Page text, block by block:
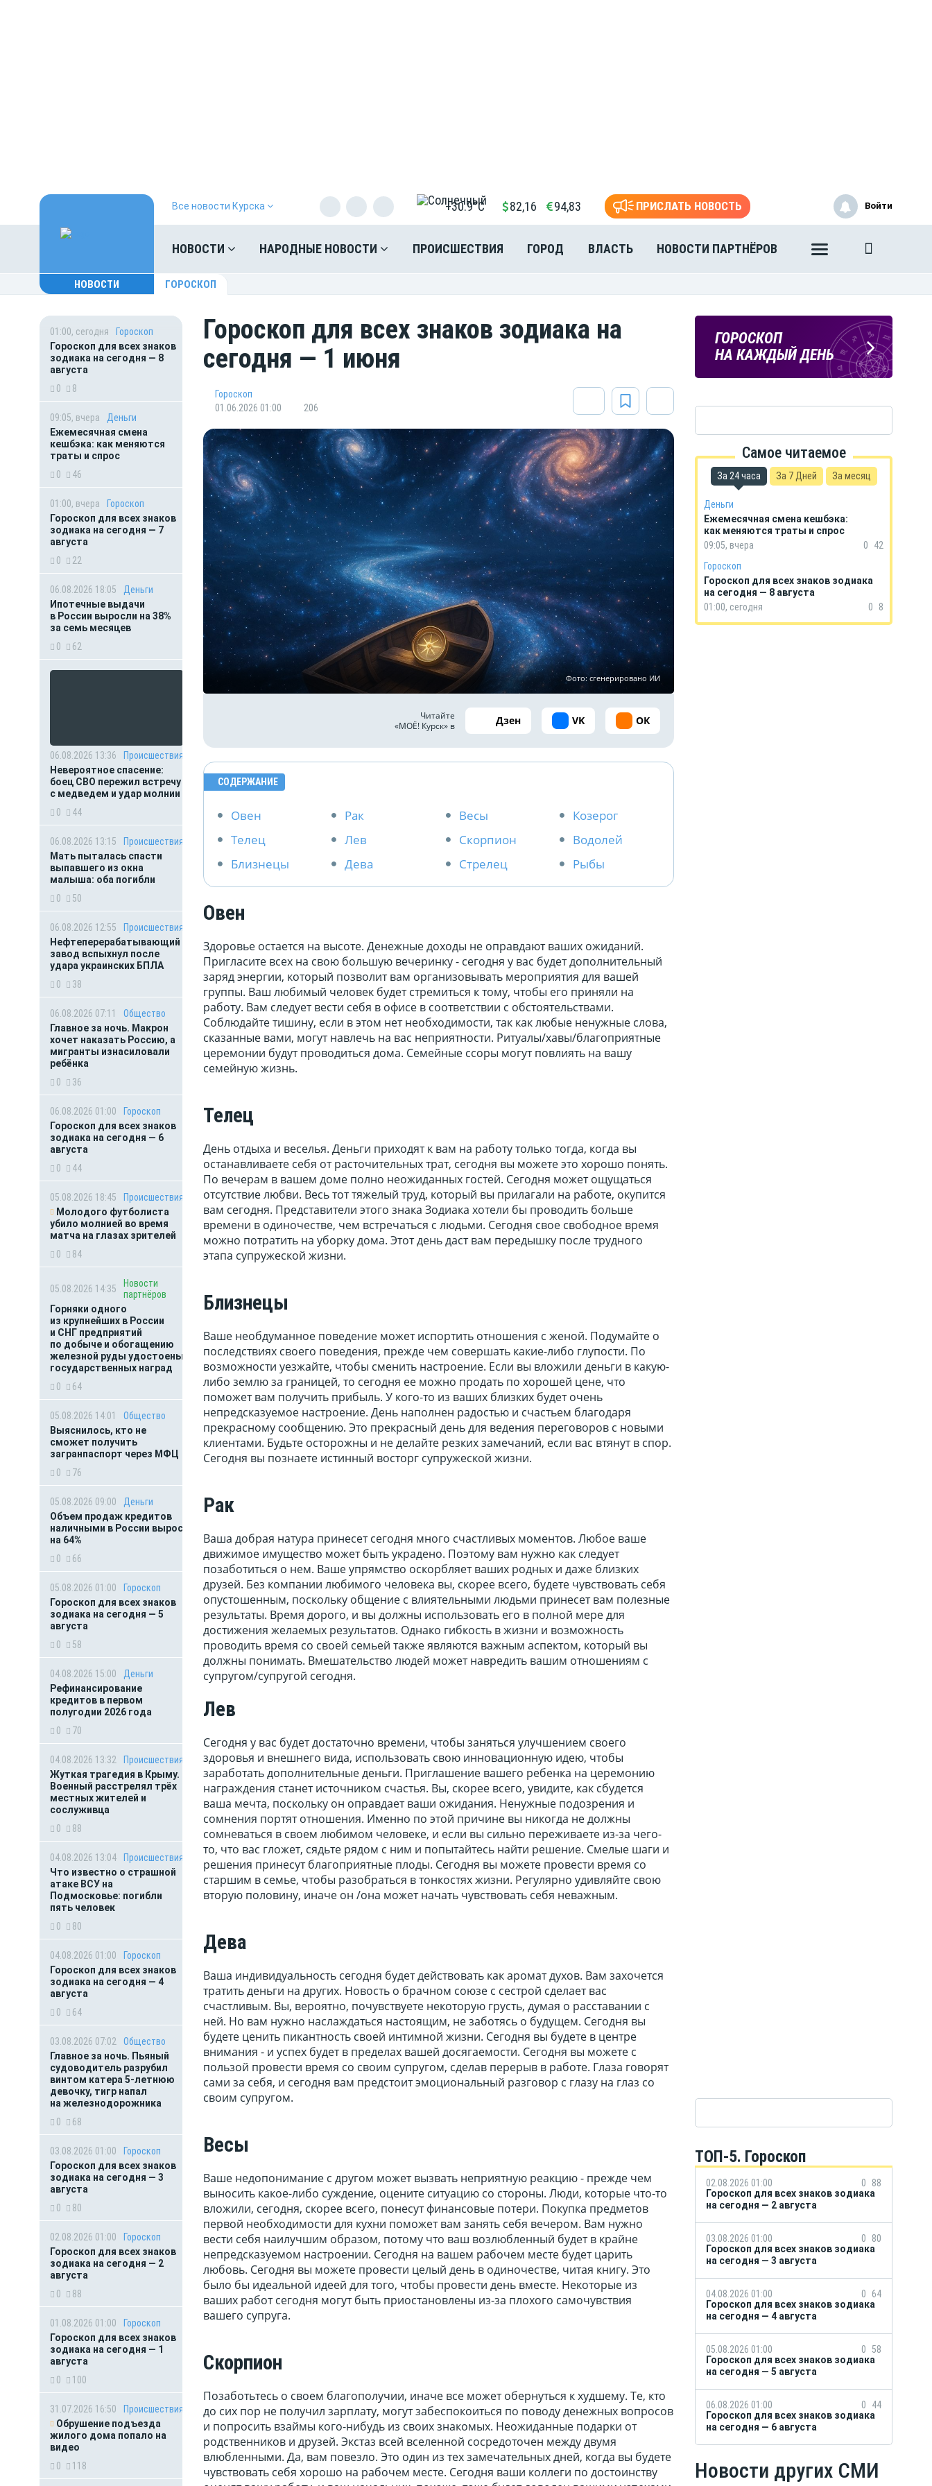
Все новости Курска +30.9°C 82,16 94,83 ПРИСЛАТЬ НОВОСТЬ
НОВОСТИ НАРОДНЫЕ НОВОСТИ ПРОИСШЕСТВИЯ ГОРОД ВЛАСТЬ НОВОСТИ ПАРТНЁРОВ
Войти
НОВОСТИ ГОРОСКОП
01:00, сегодня
Гороскоп
Гороскоп для всех знаков
зодиака на сегодня — 8
августа
0
8
09:05, вчера
Деньги
Ежемесячная смена
кешбэка: как меняются
траты и спрос
0
46
01:00, вчера
Гороскоп
Гороскоп для всех знаков
зодиака на сегодня — 7
августа
0
22
06.08.2026 18:05
Деньги
Ипотечные выдачи
в России выросли на 38%
за семь месяцев
0
62
06.08.2026 13:36
Происшествия
Невероятное спасение:
боец СВО пережил встречу
с медведем и удар молнии
0
44
06.08.2026 13:15
Происшествия
Мать пыталась спасти
выпавшего из окна
малыша: оба погибли
0
50
06.08.2026 12:55
Происшествия
Нефтеперерабатывающий
завод вспыхнул после
удара украинских БПЛА
0
38
06.08.2026 07:11
Общество
Главное за ночь. Макрон
хочет наказать Россию, а
мигранты изнасиловали
ребёнка
0
36
06.08.2026 01:00
Гороскоп
Гороскоп для всех знаков
зодиака на сегодня — 6
августа
0
44
05.08.2026 18:45
Происшествия
Молодого футболиста
убило молнией во время
матча на глазах зрителей
0
84
05.08.2026 14:35
Новости
партнёров
Горняки одного
из крупнейших в России
и СНГ предприятий
по добыче и обогащению
железной руды удостоены
государственных наград
0
64
05.08.2026 14:01
Общество
Выяснилось, кто не
сможет получить
загранпаспорт через МФЦ
0
76
05.08.2026 09:00
Деньги
Объем продаж кредитов
наличными в России вырос
на 64%
0
66
05.08.2026 01:00
Гороскоп
Гороскоп для всех знаков
зодиака на сегодня — 5
августа
0
58
04.08.2026 15:00
Деньги
Рефинансирование
кредитов в первом
полугодии 2026 года
0
70
04.08.2026 13:32
Происшествия
Жуткая трагедия в Крыму.
Военный расстрелял трёх
местных жителей и
сослуживца
0
88
04.08.2026 13:04
Происшествия
Что известно о страшной
атаке ВСУ на
Подмосковье: погибли
пять человек
0
80
04.08.2026 01:00
Гороскоп
Гороскоп для всех знаков
зодиака на сегодня — 4
августа
0
64
03.08.2026 07:02
Общество
Главное за ночь. Пьяный
судоводитель разрубил
винтом катера 5-летнюю
девочку, тигр напал
на железнодорожника
0
68
03.08.2026 01:00
Гороскоп
Гороскоп для всех знаков
зодиака на сегодня — 3
августа
0
80
02.08.2026 01:00
Гороскоп
Гороскоп для всех знаков
зодиака на сегодня — 2
августа
0
88
01.08.2026 01:00
Гороскоп
Гороскоп для всех знаков
зодиака на сегодня — 1
августа
0
100
31.07.2026 16:50
Происшествия
Обрушение подъезда
жилого дома попало на
видео
0
118
Гороскоп для всех знаков зодиака на
сегодня — 1 июня
Гороскоп
01.06.2026 01:00
206
Фото: сгенерировано ИИ
Читайте
«МОЁ! Курск» в
Дзен VK ОК
СОДЕРЖАНИЕ
Овен
Телец
Близнецы
Рак
Лев
Дева
Весы
Скорпион
Стрелец
Козерог
Водолей
Рыбы
Овен
Здоровье остается на высоте. Денежные доходы не оправдают ваших ожиданий.
Пригласите всех на свою большую вечеринку - сегодня у вас будет дополнительный
заряд энергии, который позволит вам организовывать мероприятия для вашей
группы. Ваш любимый человек будет стремиться к тому, чтобы его приняли на
работу. Вам следует вести себя в офисе в соответствии с обстоятельствами.
Соблюдайте тишину, если в этом нет необходимости, так как любые ненужные слова,
сказанные вами, могут навлечь на вас неприятности. Ритуалы/хавы/благоприятные
церемонии будут проводиться дома. Семейные ссоры могут повлиять на вашу
семейную жизнь.
Телец
День отдыха и веселья. Деньги приходят к вам на работу только тогда, когда вы
останавливаете себя от расточительных трат, сегодня вы можете это хорошо понять.
По вечерам в вашем доме полно неожиданных гостей. Сегодня может ощущаться
отсутствие любви. Весь тот тяжелый труд, который вы прилагали на работе, окупится
вам сегодня. Представители этого знака Зодиака хотели бы проводить больше
времени в одиночестве, чем встречаться с людьми. Сегодня свое свободное время
можно потратить на уборку дома. Этот день даст вам передышку после трудного
этапа супружеской жизни.
Близнецы
Ваше необдуманное поведение может испортить отношения с женой. Подумайте о
последствиях своего поведения, прежде чем совершать какие-либо глупости. По
возможности уезжайте, чтобы сменить настроение. Если вы вложили деньги в какую-
либо землю за границей, то сегодня ее можно продать по хорошей цене, что
поможет вам получить прибыль. У кого-то из ваших близких будет очень
непредсказуемое настроение. День наполнен радостью и счастьем благодаря
прекрасному сообщению. Это прекрасный день для ведения переговоров с новыми
клиентами. Будьте осторожны и не делайте резких замечаний, если вас втянут в спор.
Сегодня вы познаете истинный восторг супружеской жизни.
Рак
Ваша добрая натура принесет сегодня много счастливых моментов. Любое ваше
движимое имущество может быть украдено. Поэтому вам нужно как следует
позаботиться о нем. Ваше упрямство оскорбляет ваших родных и даже близких
друзей. Без компании любимого человека вы, скорее всего, будете чувствовать себя
опустошенным, поскольку общение с влиятельными людьми принесет вам полезные
результаты. Время дорого, и вы должны использовать его в полной мере для
достижения желаемых результатов. Однако гибкость в жизни и возможность
проводить время со своей семьей также являются важным аспектом, который вы
должны понимать. Вмешательство людей может навредить вашим отношениям с
супругом/супругой сегодня.
Лев
Сегодня у вас будет достаточно времени, чтобы заняться улучшением своего
здоровья и внешнего вида, использовать свою инновационную идею, чтобы
заработать дополнительные деньги. Приглашение вашего ребенка на церемонию
награждения станет источником счастья. Вы, скорее всего, увидите, как сбудется
ваша мечта, поскольку он оправдает ваши ожидания. Ненужные подозрения и
сомнения портят отношения. Именно по этой причине вы никогда не должны
сомневаться в своем любимом человеке, и если вы сильно переживаете из-за чего-
то, что вас гложет, сядьте рядом с ним и попытайтесь найти решение. Смелые шаги и
решения принесут благоприятные плоды. Сегодня вы можете провести время со
старшим в семье, чтобы разобраться в тонкостях жизни. Регулярно удивляйте свою
вторую половину, иначе он /она может начать чувствовать себя неважным.
Дева
Ваша индивидуальность сегодня будет действовать как аромат духов. Вам захочется
тратить деньги на других. Новость о брачном союзе с сестрой сделает вас
счастливым. Вы, вероятно, почувствуете некоторую грусть, думая о расставании с
ней. Но вам нужно наслаждаться настоящим, не заботясь о будущем. Сегодня вы
будете ценить пикантность своей интимной жизни. Сегодня вы будете в центре
внимания - и успех будет в пределах вашей досягаемости. Сегодня вы можете с
пользой провести время со своим супругом, сделав перерыв в работе. Глаза говорят
сами за себя, и сегодня вам предстоит эмоциональный разговор с глазу на глаз со
своим супругом.
Весы
Ваше недопонимание с другом может вызвать неприятную реакцию - прежде чем
выносить какое-либо суждение, оцените ситуацию со стороны. Люди, которые что-то
вложили, сегодня, скорее всего, понесут финансовые потери. Покупка предметов
первой необходимости для кухни поможет вам занять себя вечером. Вам нужно
вести себя наилучшим образом, потому что ваш возлюбленный будет в крайне
непредсказуемом настроении. Сегодня на вашем рабочем месте будет царить
любовь. Сегодня вы можете провести целый день в одиночестве, читая книгу. Это
было бы идеальной идеей для того, чтобы провести день вместе. Некоторые из
ваших работ сегодня могут быть приостановлены из-за плохого самочувствия
вашего супруга.
Скорпион
Позаботьтесь о своем благополучии, иначе все может обернуться к худшему. Те, кто
до сих пор не получил зарплату, могут забеспокоиться по поводу денежных вопросов
и попросить взаймы кого-нибудь из своих знакомых. Неожиданные подарки от
родственников и друзей. Экстаз всей вселенной сосредоточен между двумя
влюбленными. Да, вам повезло. Это один из тех замечательных дней, когда вы будете
чувствовать себя хорошо на рабочем месте. Сегодня ваши коллеги по достоинству
ПОГОДА
В КУРСКЕ
ГОРОСКОП
НА КАЖДЫЙ ДЕНЬ
Самое читаемое
За 24 часа За 7 Дней За месяц
Деньги
Ежемесячная смена кешбэка:
как меняются траты и спрос
09:05, вчера
0
42
Гороскоп
Гороскоп для всех знаков зодиака
на сегодня — 8 августа
01:00, сегодня
0 8
ТОП-5. Гороскоп
02.08.2026 01:00 0
88
Гороскоп для всех знаков зодиака
на сегодня — 2 августа
03.08.2026 01:00 0
80
Гороскоп для всех знаков зодиака
на сегодня — 3 августа
04.08.2026 01:00 0
64
Гороскоп для всех знаков зодиака
на сегодня — 4 августа
05.08.2026 01:00 0 58
Гороскоп для всех знаков зодиака
на сегодня — 5 августа
06.08.2026 01:00 0
44
Гороскоп для всех знаков зодиака
на сегодня — 6 августа
Новости других СМИ